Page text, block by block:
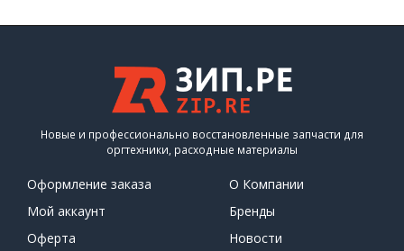
Новые и профессионально восстановленные запчасти для
оргтехники, расходные материалы
Оформление заказа
Мой аккаунт
Оферта
О Компании
Бренды
Новости